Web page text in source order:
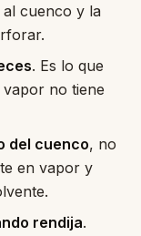
al cuenco y la
. Es lo que
no tiene
del cuenco, no
en vapor y
rendija.